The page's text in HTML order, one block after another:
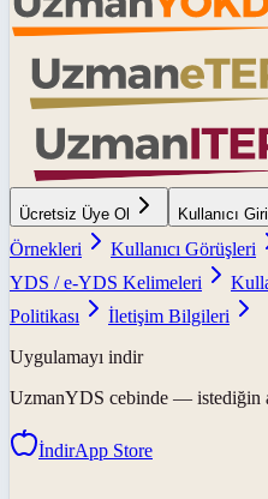
Ücretsiz Üye Ol Kullanıcı
Örnekleri
Kullanıcı Görüşleri
YDS / e-YDS Kelimeleri
Politikası
İletişim Bilgileri
Uygulamayı indir
UzmanYDS cebinde — istediğin
İndirApp Store